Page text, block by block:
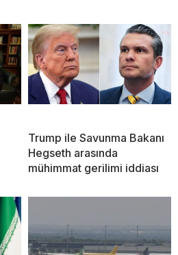
Trump ile Savunma Bakanı
Hegseth arasında
mühimmat gerilimi iddiası